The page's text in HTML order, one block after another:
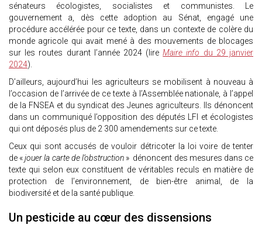
sénateurs écologistes, socialistes et communistes. Le
gouvernement a, dès cette adoption au Sénat, engagé une
procédure accélérée pour ce texte, dans un contexte de colère du
monde agricole qui avait mené à des mouvements de blocages
sur les routes durant l’année 2024 (lireMaire info du 29 janvier
2024).
D’ailleurs, aujourd’hui les agriculteurs se mobilisent à nouveau à
l’occasion de l’arrivée de ce texte à l’Assemblée nationale, à l’appel
de la FNSEA et du syndicat des Jeunes agriculteurs. Ils dénoncent
dans un communiqué l’opposition des députés LFI et écologistes
qui ont déposés plus de 2 300 amendements sur ce texte.
Ceux qui sont accusés de vouloir détricoter la loi voire de tenter
de «jouer la carte de l’obstruction» dénoncent des mesures dans ce
texte qui selon eux constituent de véritables reculs en matière de
protection de l’environnement, de bien-être animal, de la
biodiversité et de la santé publique.
Un pesticide au cœur des dissensions